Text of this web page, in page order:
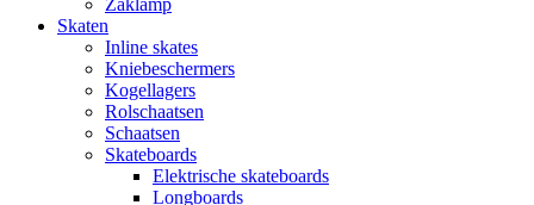
Zaklamp
Skaten
Inline skates
Kniebeschermers
Kogellagers
Rolschaatsen
Schaatsen
Skateboards
Elektrische skateboards
Longboards